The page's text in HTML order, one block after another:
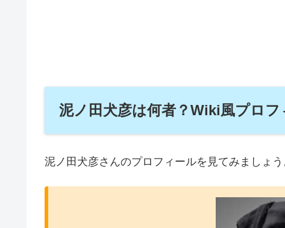
泥ノ田犬彦は何者？Wiki風プロフ
泥ノ田犬彦さんのプロフィールを見てみましょう